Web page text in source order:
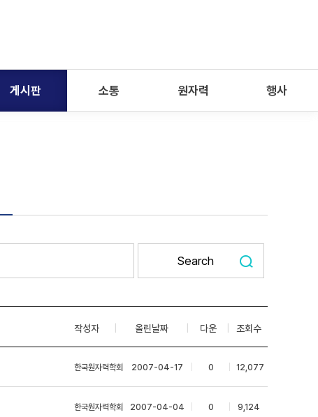
게시판 소통 원자력 행사
작성자 올린날짜 다운 조회수
한국원자력학회| 2007-04-17 0 12,077
한국원자력학회| 2007-04-04 0 9,124